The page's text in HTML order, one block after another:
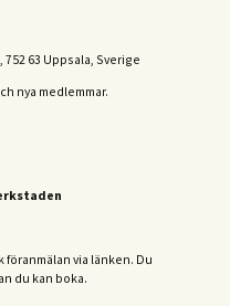
752 63 Uppsala, Sverige
nya medlemmar.
via länken. Du
du kan boka.